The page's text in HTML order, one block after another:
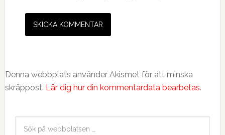
Denna webbplats använder Akismet för att minska
skräppost. Lär dig hur din kommentardata bearbetas.